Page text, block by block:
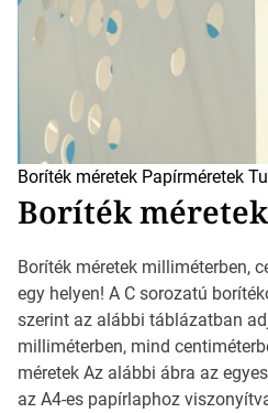
Boríték méretek Papírméretek
Boríték
Boríték méretek milliméterben,
egy helyen! A C sorozatú
szerint az alábbi táblázatban
milliméterben, mind
méretek Az alábbi ábra az
az A4-es papírlaphoz